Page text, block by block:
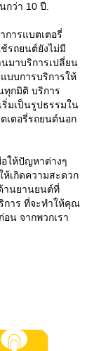
กว่า 10 ปี.
การแบตเตอรี่
รถยนต์ยังไม่มี
มาบริการเปลี่ยน
บบการบริการให้
ทุกมิติ บริการ
ริ่มเป็นรูปธรรมใน
เตอรี่รถยนต์นอก
ให้ปัญหาต่างๆ
เกิดความสะดวก
านยานยนต์ที่
การ ที่จะทำให้คุณ
น จากพวกเรา